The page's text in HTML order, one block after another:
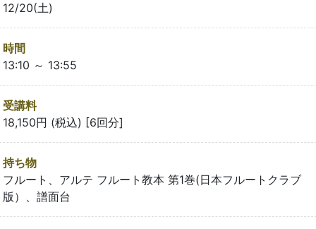
12/20(土)
時間
13:10 ～ 13:55
受講料
18,150円 (税込) [6回分]
持ち物
フルート、アルテ フルート教本 第1巻(日本フルートクラブ
版）、譜面台